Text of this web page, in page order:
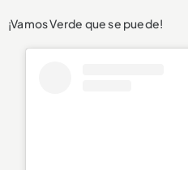
¡Vamos Verde que se puede!